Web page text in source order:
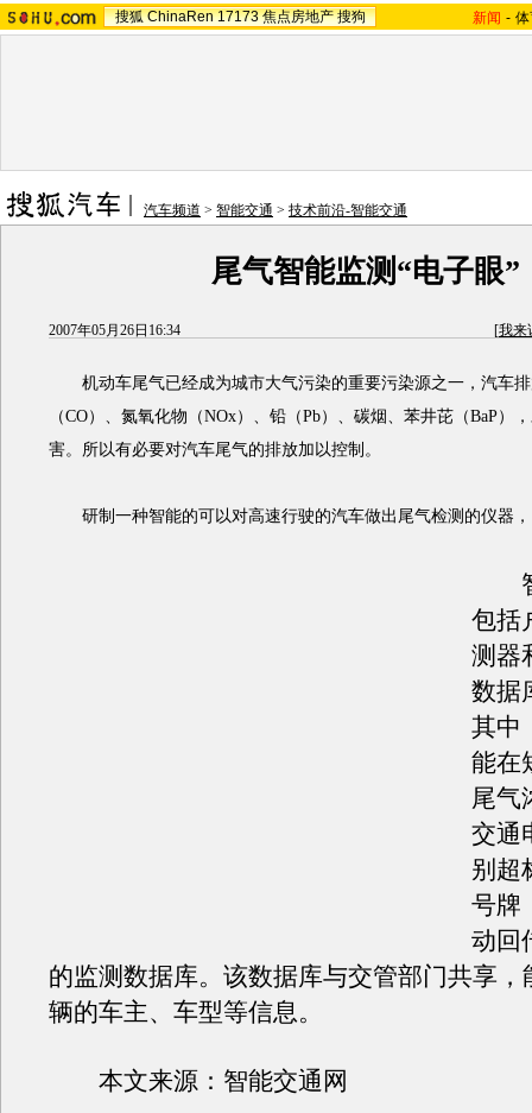
搜狐 ChinaRen 17173 焦点房地产 搜狗 新闻 -
汽车频道 > 智能交通 > 技术前沿-智能交通
尾气智能监测“电子眼”
2007年05月26日16:34 [我来
机动车尾气已经成为城市大气污染的重要污染源之一，汽车排
（CO）、氮氧化物（NOx）、铅（Pb）、碳烟、苯井芘（BaP）
害。所以有必要对汽车尾气的排放加以控制。
研制一种智能的可以对高速行驶的汽车做出尾气检测的仪器，
智
包括
测器
数据
其中
能在
尾气
交通
别超
号牌
动回
的监测数据库。该数据库与交管部门共享，
辆的车主、车型等信息。
本文来源：智能交通网